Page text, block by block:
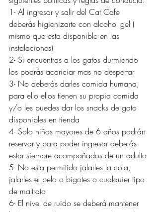
1- Al ingresar y salir del Cat Cafe
deberás higienizarte con alcohol gel (
mismo que esta disponible en las
instalaciones)
2- Si encuentras a los gatos durmiendo
los podrás acariciar mas no despertar
3- No deberás darles comida humana,
para ello ellos tienen su propia comida
y/o les puedes dar los snacks de gato
disponibles en tienda
4- Solo niños mayores de 6 años podrán
reservar y para poder ingresar deberás
estar siempre acompañados de un adulto
5- No esta permitido jalarles la cola,
jalarles el pelo o bigotes o cualquier tipo
de maltrato
6- El nivel de ruido se deberá mantener